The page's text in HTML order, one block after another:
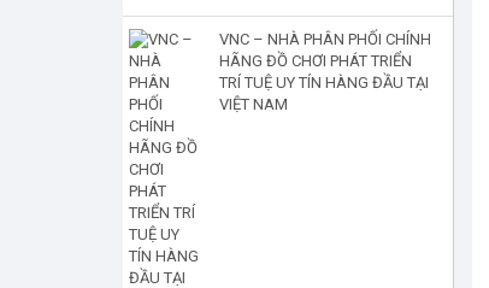
VNC – NHÀ PHÂN PHỐI CHÍNH
HÃNG ĐỒ CHƠI PHÁT TRIỂN
TRÍ TUỆ UY TÍN HÀNG ĐẦU TẠI
VIỆT NAM